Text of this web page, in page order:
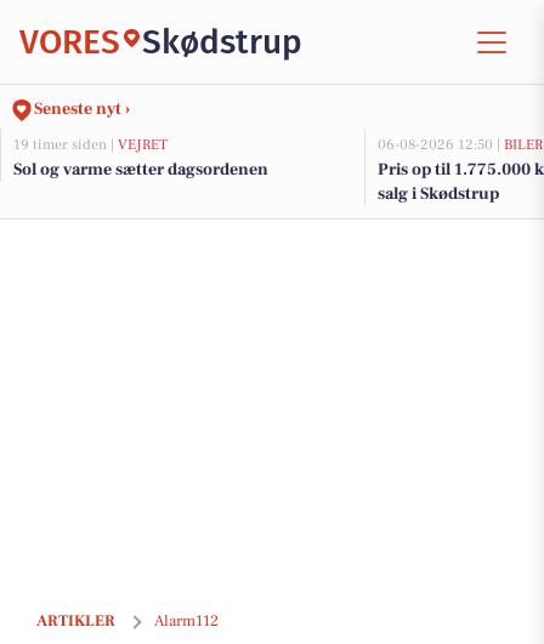
VORES Skødstrup
Seneste nyt ›
19 timer siden | VEJRET
Sol og varme sætter dagsordenen
06-08-2026 12:50 | BILER
Pris op til 1.775.000
salg i Skødstrup
ARTIKLER Alarm112
Indbrudsforsøg på Grenåvej i Skødstrup: To unge mænd anholdt